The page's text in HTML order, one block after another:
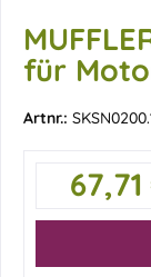
für
Artnr.: